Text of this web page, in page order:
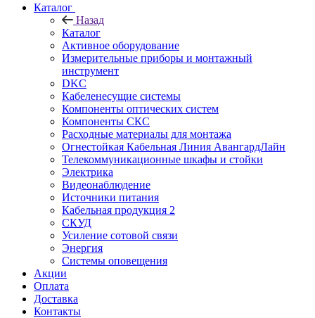
Каталог
Назад
Каталог
Активное оборудование
Измерительные приборы и монтажный
инструмент
DKC
Кабеленесущие системы
Компоненты оптических систем
Компоненты СКС
Расходные материалы для монтажа
Огнестойкая Кабельная Линия АвангардЛайн
Телекоммуникационные шкафы и стойки
Электрика
Видеонаблюдение
Источники питания
Кабельная продукция 2
СКУД
Усиление сотовой связи
Энергия
Системы оповещения
Акции
Оплата
Доставка
Контакты